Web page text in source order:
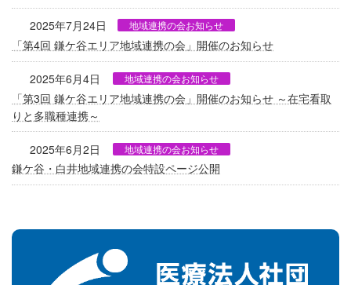
2025年7月24日 地域連携の会お知らせ
「第4回 鎌ケ谷エリア地域連携の会」開催のお知らせ
2025年6月4日 地域連携の会お知らせ
「第3回 鎌ケ谷エリア地域連携の会」開催のお知らせ ～在宅看取
りと多職種連携～
2025年6月2日 地域連携の会お知らせ
鎌ケ谷・白井地域連携の会特設ページ公開